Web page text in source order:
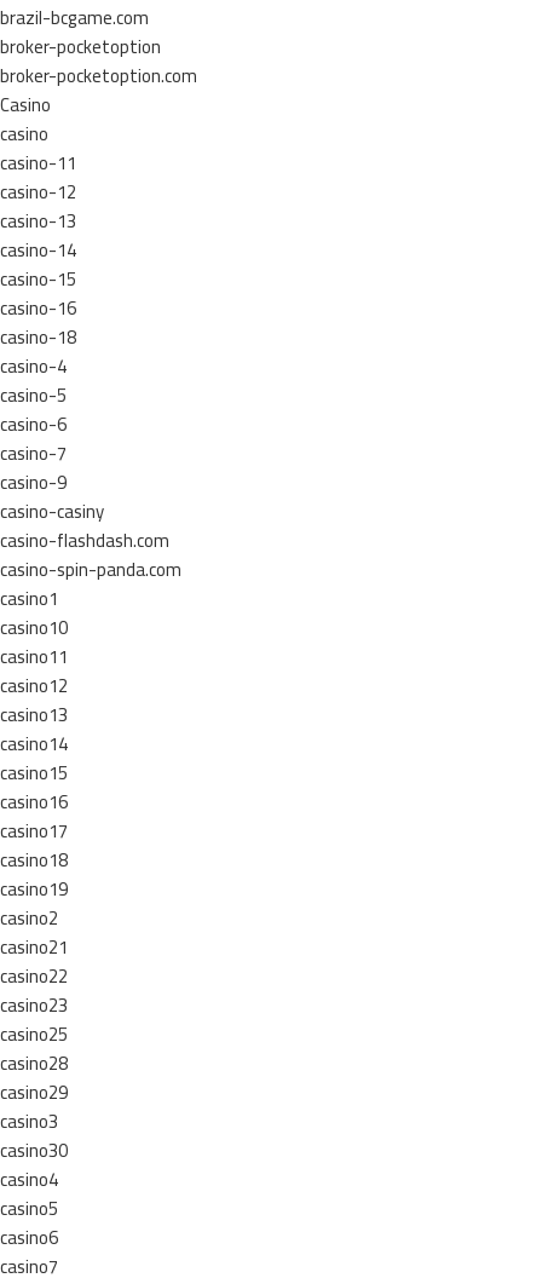
brazil-bcgame.com
broker-pocketoption
broker-pocketoption.com
Casino
casino
casino-11
casino-12
casino-13
casino-14
casino-15
casino-16
casino-18
casino-4
casino-5
casino-6
casino-7
casino-9
casino-casiny
casino-flashdash.com
casino-spin-panda.com
casino1
casino10
casino11
casino12
casino13
casino14
casino15
casino16
casino17
casino18
casino19
casino2
casino21
casino22
casino23
casino25
casino28
casino29
casino3
casino30
casino4
casino5
casino6
casino7